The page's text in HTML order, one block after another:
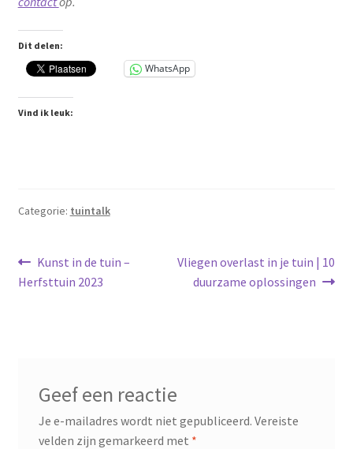
Dit delen:
WhatsApp
Vind ik leuk:
Categorie: tuintalk
Bericht
navigatie
Vorig
bericht:
Kunst in de tuin –
Herfsttuin 2023
Volgend
bericht:
Vliegen overlast in je tuin | 10
duurzame oplossingen
Geef een reactie
Je e-mailadres wordt niet gepubliceerd. Vereiste
velden zijn gemarkeerd met *